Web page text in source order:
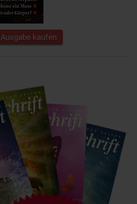
Ausgabe kaufen